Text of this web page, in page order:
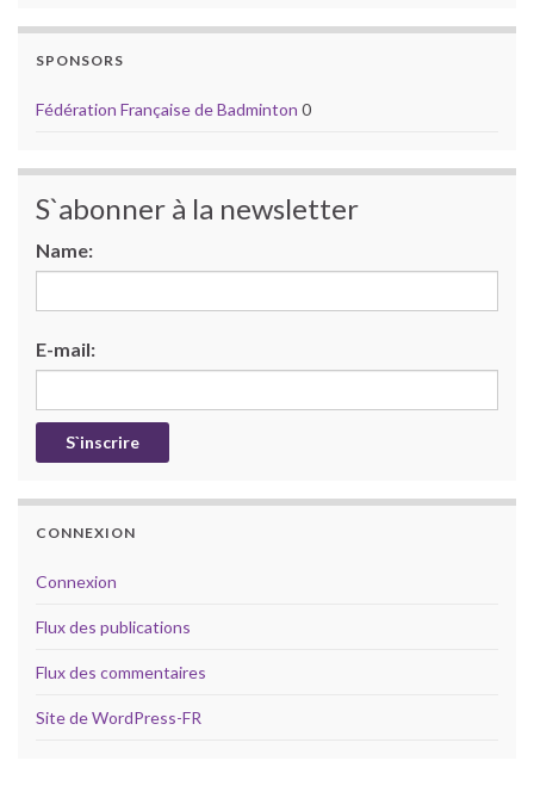
SPONSORS
Fédération Française de Badminton 0
S`abonner à la newsletter
Name:
E-mail:
CONNEXION
Connexion
Flux des publications
Flux des commentaires
Site de WordPress-FR